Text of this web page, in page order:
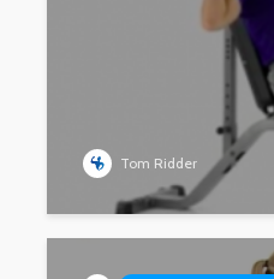
Tom Ridder